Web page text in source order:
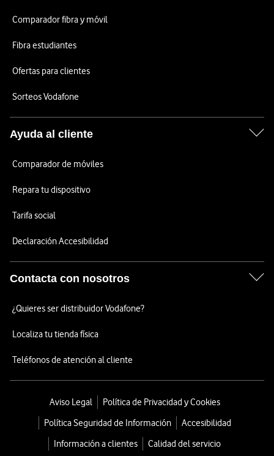
Comparador fibra y móvil
Fibra estudiantes
Ofertas para clientes
Sorteos Vodafone
Ayuda al cliente
Comparador de móviles
Repara tu dispositivo
Tarifa social
Declaración Accesibilidad
Contacta con nosotros
¿Quieres ser distribuidor Vodafone?
Localiza tu tienda física
Teléfonos de atención al cliente
Aviso Legal
Política de Privacidad y Cookies
Política Seguridad de Información
Accesibilidad
Información a clientes
Calidad del servicio